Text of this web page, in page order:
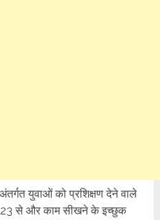
युवाओं को प्रशिक्षण देने वाले
से और काम सीखने के इच्छुक